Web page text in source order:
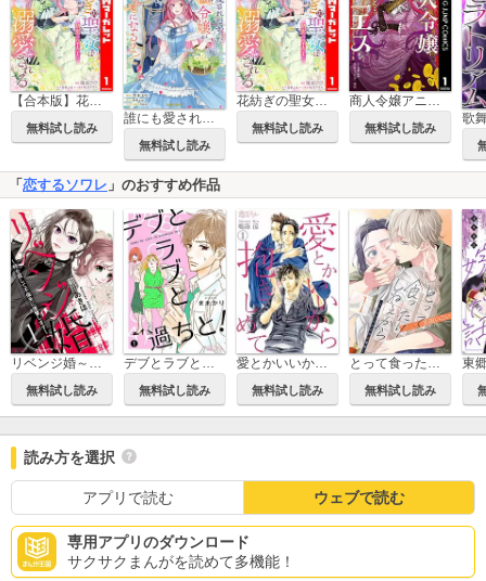
無料試し読み
誰にも愛されなかった醜穢令嬢が幸せになるまで
無料試し読み
無料試し読み
無料試し読み
「 恋するソワレ 」のおすすめ作品
リベンジ婚～時を戻して不倫夫に復讐します～
無料試し読み
デブとラブと過ちと！
無料試し読み
愛とかいいから抱きしめて
無料試し読み
とって食ったりしねぇから～元ヤンくんとの恋事情～
無料試し読み
読み方を選択
アプリで読む ウェブで読む
専用アプリのダウンロード
サクサクまんがを読めて多機能！